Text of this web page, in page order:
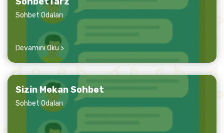
Sohbet Odaları
Devamını Oku >
Sizin Mekan Sohbet
Sohbet Odaları